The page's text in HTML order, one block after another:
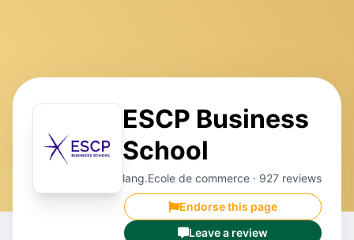
ESCP Business
School
lang.Ecole de commerce · 927 reviews
Endorse this page
Leave a review